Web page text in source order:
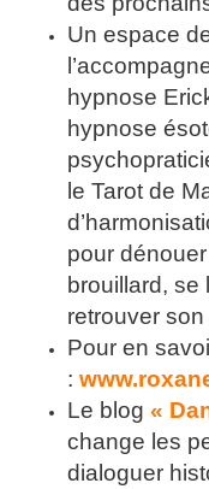
Un espace
hypnose
hypnose
le Tarot de
pour
brouillard,
retrouver
Pour en
:
Le blog «
change les
dialoguer